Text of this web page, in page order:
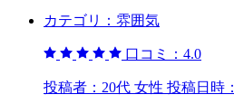
カテゴリ： 雰囲気
口コミ： 4.0
投稿者： 20代 女性 投稿日時：